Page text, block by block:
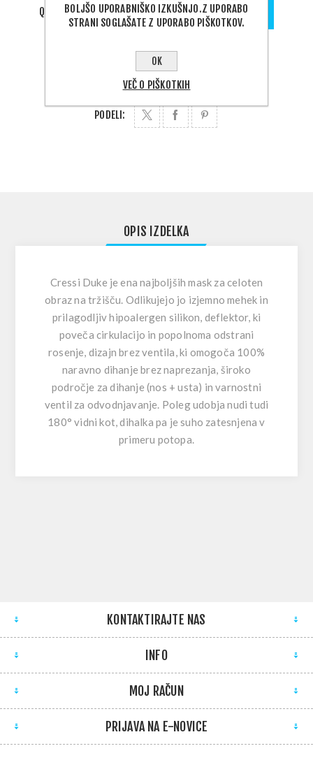
QTY: DODAJ V KOŠARICO
PODELI:
OPIS IZDELKA
Cressi Duke je ena najboljših mask za celoten
obraz na tržišču. Odlikujejo jo izjemno mehek in
prilagodljiv hipoalergen silikon, deflektor, ki
poveča cirkulacijo in popolnoma odstrani
rosenje, dizajn brez ventila, ki omogoča 100%
naravno dihanje brez naprezanja, široko
področje za dihanje (nos + usta) in varnostni
ventil za odvodnjavanje. Poleg udobja nudi tudi
180° vidni kot, dihalka pa je suho zatesnjena v
primeru potopa.
KONTAKTIRAJTE NAS
INFO
MOJ RAČUN
PRIJAVA NA E-NOVICE
BOLJŠO UPORABNIŠKO IZKUŠNJO.Z UPORABO
STRANI SOGLAŠATE Z UPORABO PIŠKOTKOV.
OK
VEČ O PIŠKOTKIH